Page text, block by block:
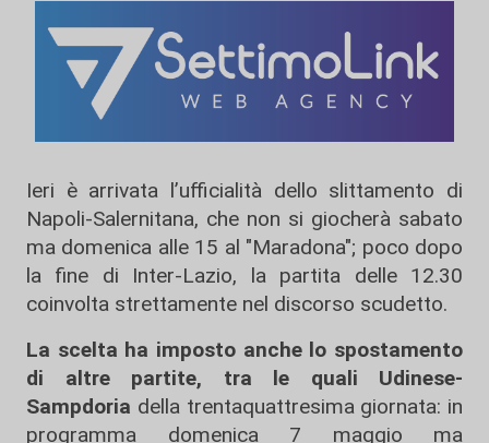
Ieri è arrivata l’ufficialità dello slittamento di
Napoli-Salernitana, che non si giocherà sabato
ma domenica alle 15 al "Maradona"; poco dopo
la fine di Inter-Lazio, la partita delle 12.30
coinvolta strettamente nel discorso scudetto.
La scelta ha imposto anche lo spostamento
di altre partite, tra le quali Udinese-
Sampdoria della trentaquattresima giornata: in
programma domenica 7 maggio ma